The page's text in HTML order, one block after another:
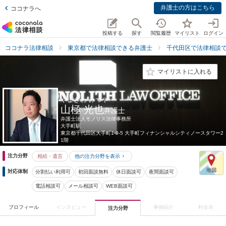
ココナラへ 弁護士の方はこちら
投稿する 探す 閲覧履歴 マイリスト ログイン
ココナラ法律相談 東京都で法律相談できる弁護士 千代田区で法律相談
マイリストに入れる
やまぎわ みつや
山極 光也弁護士
弁護士法人モノリス法律事務所
大手町駅
東京都千代田区大手町1-9-5 大手町フィナンシャルシティノースタワー2
1階
注力分野 相続・遺言 他の注力分野を表示
対応体制 分割払い利用可 初回面談無料 休日面談可 夜間面談可
電話相談可 メール相談可 WEB面談可
プロフィール インタビュー 注力分野 事例紹介 料金表